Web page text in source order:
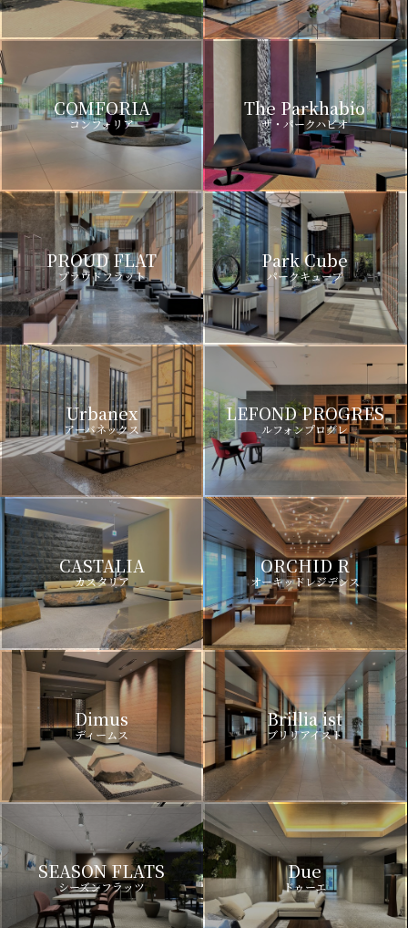
COMFORIA
コンフォリア
The Parkhabio
ザ・パークハビオ
PROUD FLAT
プラウドフラット
Park Cube
パークキューブ
Urbanex
アーバネックス
LEFOND PROGRES
ルフォンプログレ
CASTALIA
カスタリア
ORCHID R
オーキッドレジデンス
Dimus
ディームス
Brillia ist
ブリリアイスト
SEASON FLATS
シーズンフラッツ
Due
ドゥーエ